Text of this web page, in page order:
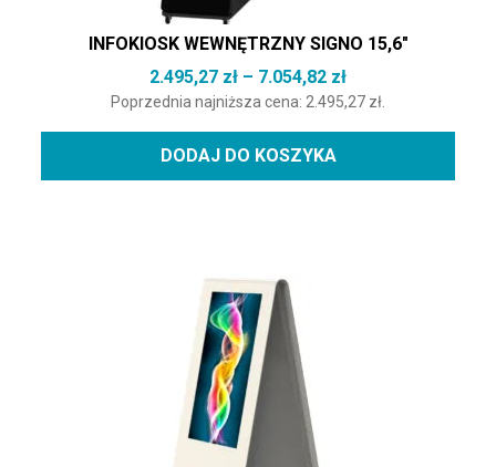
INFOKIOSK WEWNĘTRZNY SIGNO 15,6″
2.495,27 zł – 7.054,82 złZakres cen: od
Poprzednia najniższa cena: 2.495,27 zł.
DODAJ DO KOSZYKA